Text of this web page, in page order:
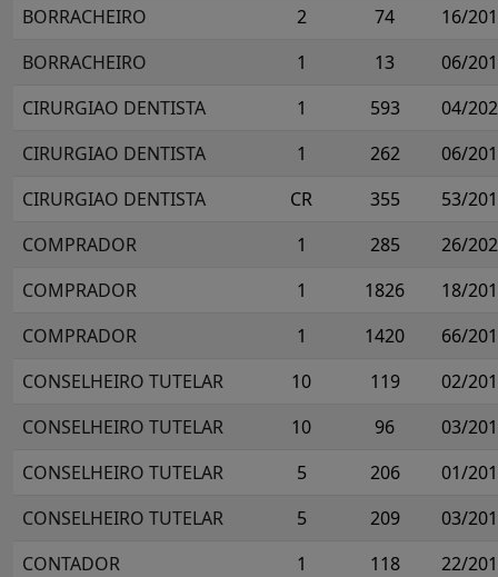
BORRACHEIRO
2 74
16/
BORRACHEIRO
1 13
06/
CIRURGIAO DENTISTA
1 593
04/
CIRURGIAO DENTISTA
1 262
06/
CIRURGIAO DENTISTA
CR 355
53/
COMPRADOR
1 285
26/
COMPRADOR
1 1826
18/
COMPRADOR
1 1420
66/
CONSELHEIRO TUTELAR
10 119
02/
CONSELHEIRO TUTELAR
10 96
03/
CONSELHEIRO TUTELAR
5 206
01/
CONSELHEIRO TUTELAR
5 209
03/
CONTADOR
1 118
22/